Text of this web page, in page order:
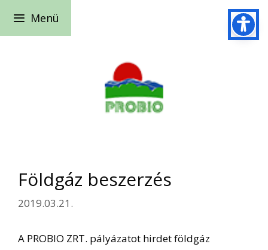
tartalomba
Menü
Földgáz beszerzés
2019.03.21.
A PROBIO ZRT. pályázatot hirdet földgáz